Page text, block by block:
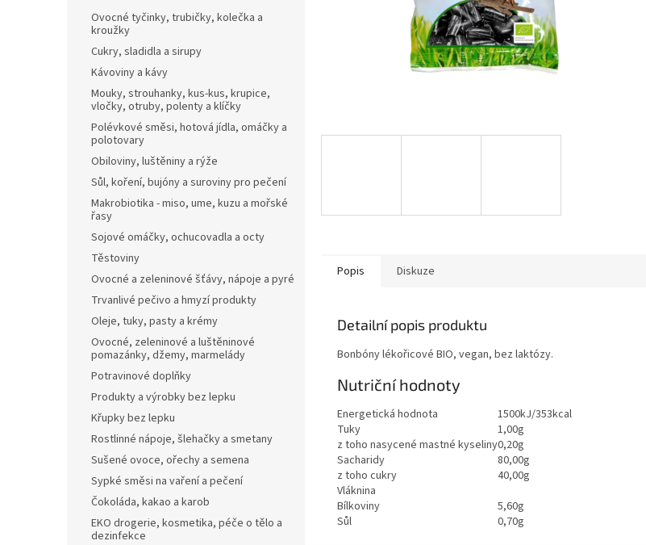
Ovocné tyčinky, trubičky, kolečka a
kroužky
Cukry, sladidla a sirupy
Kávoviny a kávy
Mouky, strouhanky, kus-kus, krupice,
vločky, otruby, polenty a klíčky
Polévkové směsi, hotová jídla, omáčky a
polotovary
Obiloviny, luštěniny a rýže
Sůl, koření, bujóny a suroviny pro pečení
Makrobiotika - miso, ume, kuzu a mořské
řasy
Sojové omáčky, ochucovadla a octy
Těstoviny
Ovocné a zeleninové šťávy, nápoje a pyré
Trvanlivé pečivo a hmyzí produkty
Oleje, tuky, pasty a krémy
Ovocné, zeleninové a luštěninové
pomazánky, džemy, marmelády
Potravinové doplňky
Produkty a výrobky bez lepku
Křupky bez lepku
Rostlinné nápoje, šlehačky a smetany
Sušené ovoce, ořechy a semena
Sypké směsi na vaření a pečení
Čokoláda, kakao a karob
EKO drogerie, kosmetika, péče o tělo a
dezinfekce
Popis Diskuze
Detailní popis produktu
Bonbóny lékořicové BIO, vegan, bez laktózy.
Nutriční hodnoty
Energetická hodnota
1500kJ/353kcal
Tuky
1,00g
z toho nasycené mastné kyseliny0,20g
Sacharidy
80,00g
z toho cukry
40,00g
Vláknina
Bílkoviny
5,60g
Sůl
0,70g